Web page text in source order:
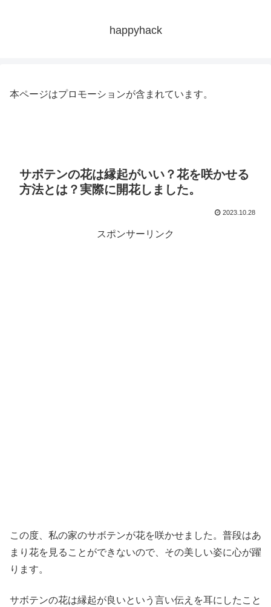
happyhack
本ページはプロモーションが含まれています。
サボテンの花は縁起がいい？花を咲かせる
方法とは？実際に開花しました。
2023.10.28
スポンサーリンク
この度、私の家のサボテンが花を咲かせました。普段はあ
まり花を見ることができないので、その美しい姿に心が躍
ります。
サボテンの花は縁起が良いという言い伝えを耳にしたこと